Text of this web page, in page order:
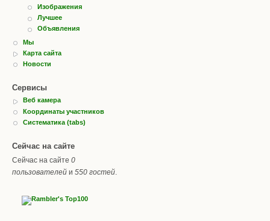
Изображения
Лучшее
Объявления
Мы
Карта сайта
Новости
Сервисы
Веб камера
Координаты участников
Систематика (tabs)
Сейчас на сайте
Сейчас на сайте 0
пользователей и 550 гостей.